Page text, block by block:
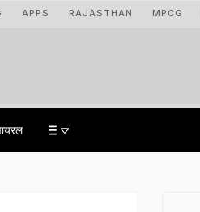
APPS RAJASTHAN MPCG